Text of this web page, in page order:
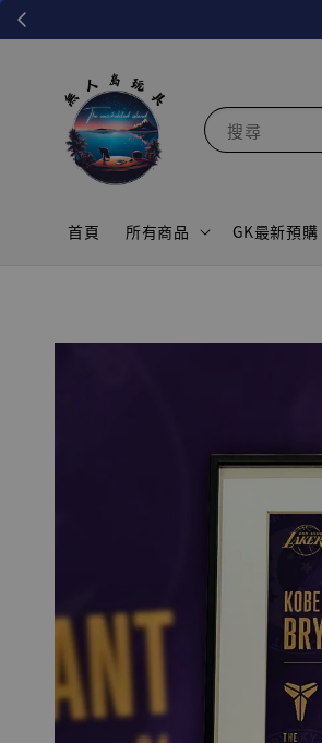
搜尋
首頁 所有商品 GK最新預購